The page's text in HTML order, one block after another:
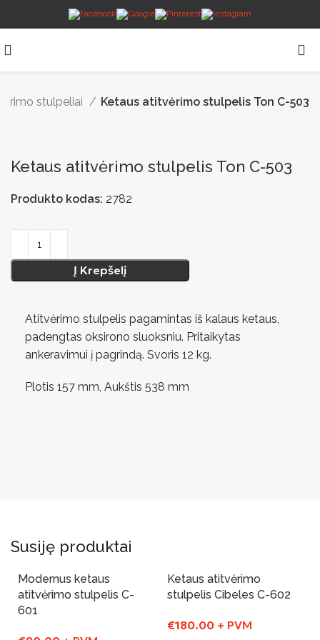
stulpeliai Ketaus atitvėrimo stulpelis Ton C-503
Ketaus atitvėrimo stulpelis Ton C-503
Produkto kodas: 2782
Į Krepšelį
Atitvėrimo stulpelis pagamintas iš kalaus ketaus,
padengtas oksirono sluoksniu. Pritaikytas
ankeravimui į pagrindą. Svoris 12 kg.
Plotis 157 mm, Aukštis 538 mm
Susiję produktai
Modernus ketaus
atitvėrimo stulpelis C-
601
Ketaus atitvėrimo
stulpelis Cibeles C-602
€180.00 + PVM